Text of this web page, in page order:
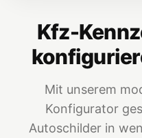
Kfz-
Mit unserem
Konfigurator
Autoschilder in